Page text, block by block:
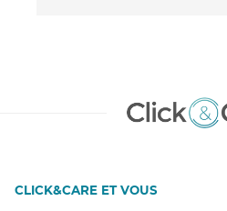
CLICK&CARE ET VOUS